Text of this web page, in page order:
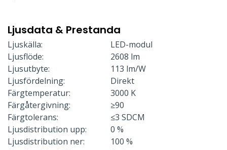
Ljusdata & Prestanda
Ljuskälla:
LED-modul
Ljusflöde:
2608 lm
Ljusutbyte:
113 lm/W
Ljusfördelning:
Direkt
Färgtemperatur:
3000 K
Färgåtergivning:
≥90
Färgtolerans:
≤3 SDCM
Ljusdistribution upp:
0 %
Ljusdistribution ner:
100 %